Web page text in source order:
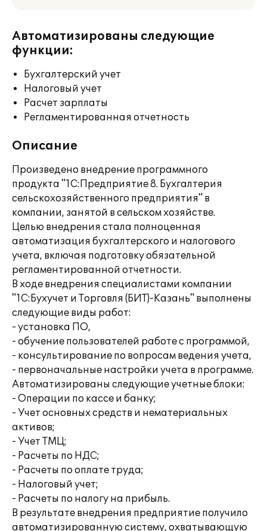
Автоматизированы следующие
функции:
Бухгалтерский учет
Налоговый учет
Расчет зарплаты
Регламентированная отчетность
Описание
Произведено внедрение программного
продукта "1С:Предприятие 8. Бухгалтерия
сельскохозяйственного предприятия" в
компании, занятой в сельском хозяйстве.
Целью внедрения стала полноценная
автоматизация бухгалтерского и налогового
учета, включая подготовку обязательной
регламентированной отчетности.
В ходе внедрения специалистами компании
"1С:Бухучет и Торговля (БИТ)-Казань" выполнены
следующие виды работ:
- установка ПО,
- обучение пользователей работе с программой,
- консультирование по вопросам ведения учета,
- первоначальные настройки учета в программе.
Автоматизированы следующие учетные блоки:
- Операции по кассе и банку;
- Учет основных средств и нематериальных
активов;
- Учет ТМЦ;
- Расчеты по НДС;
- Расчеты по оплате труда;
- Налоговый учет;
- Расчеты по налогу на прибыль.
В результате внедрения предприятие получило
автоматизированную систему, охватывающую